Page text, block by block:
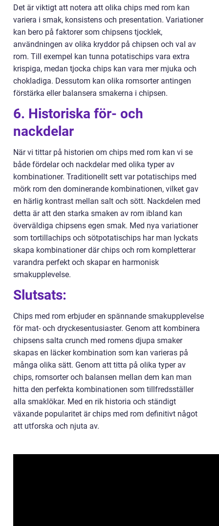
Det är viktigt att notera att olika chips med rom kan
variera i smak, konsistens och presentation. Variationer
kan bero på faktorer som chipsens tjocklek,
användningen av olika kryddor på chipsen och val av
rom. Till exempel kan tunna potatischips vara extra
krispiga, medan tjocka chips kan vara mer mjuka och
chokladiga. Dessutom kan olika romsorter antingen
förstärka eller balansera smakerna i chipsen.
6. Historiska för- och
nackdelar
När vi tittar på historien om chips med rom kan vi se
både fördelar och nackdelar med olika typer av
kombinationer. Traditionellt sett var potatischips med
mörk rom den dominerande kombinationen, vilket gav
en härlig kontrast mellan salt och sött. Nackdelen med
detta är att den starka smaken av rom ibland kan
överväldiga chipsens egen smak. Med nya variationer
som tortillachips och sötpotatischips har man lyckats
skapa kombinationer där chips och rom kompletterar
varandra perfekt och skapar en harmonisk
smakupplevelse.
Slutsats:
Chips med rom erbjuder en spännande smakupplevelse
för mat- och dryckesentusiaster. Genom att kombinera
chipsens salta crunch med romens djupa smaker
skapas en läcker kombination som kan varieras på
många olika sätt. Genom att titta på olika typer av
chips, romsorter och balansen mellan dem kan man
hitta den perfekta kombinationen som tillfredsställer
alla smaklökar. Med en rik historia och ständigt
växande popularitet är chips med rom definitivt något
att utforska och njuta av.